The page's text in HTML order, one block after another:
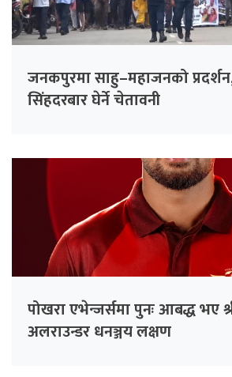
जनकपुरमा साहु–महाजनको
सिंहदरबार घेर्ने चेतावनी
पोखरा एभेन्जर्समा पुनः आबद्ध भए
अलराउन्डर धनञ्जय लक्षण